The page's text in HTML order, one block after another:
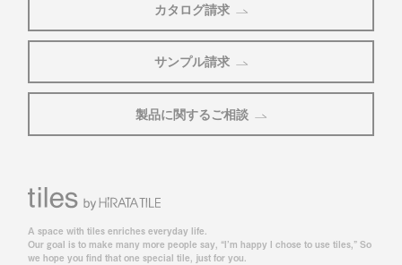
カタログ請求
サンプル請求
製品に関するご相談
A space with tiles enriches everyday life.
Our goal is to make many more people say, “I’m happy I chose to use tiles,” So
we hope you find that one special tile, just for you.